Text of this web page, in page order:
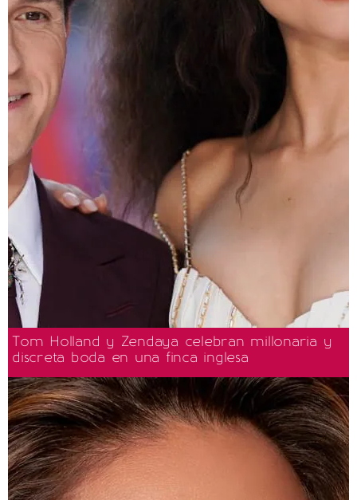
Tom Holland y Zendaya celebran millonaria y
discreta boda en una finca inglesa